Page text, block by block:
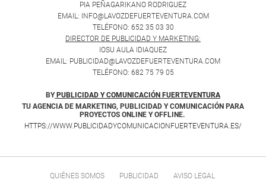
PIA PEÑAGARIKANO RODRIGUEZ
EMAIL: INFO@LAVOZDEFUERTEVENTURA.COM
TELÉFONO: 652 35 03 30
DIRECTOR DE PUBLICIDAD Y MARKETING:
IOSU AULA IDIAQUEZ
EMAIL: PUBLICIDAD@LAVOZDEFUERTEVENTURA.COM
TELÉFONO: 682 75 79 05
BY PUBLICIDAD Y COMUNICACIÓN FUERTEVENTURA
TU AGENCIA DE MARKETING, PUBLICIDAD Y COMUNICACIÓN PARA
PROYECTOS ONLINE Y OFFLINE.
HTTPS://WWW.PUBLICIDADYCOMUNICACIONFUERTEVENTURA.ES/
QUIÉNES SOMOS PUBLICIDAD AVISO LEGAL